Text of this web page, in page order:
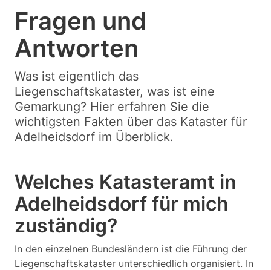
Fragen und
Antworten
Was ist eigentlich das
Liegenschaftskataster, was ist eine
Gemarkung? Hier erfahren Sie die
wichtigsten Fakten über das Kataster für
Adelheidsdorf im Überblick.
Welches Katasteramt in
Adelheidsdorf für mich
zuständig?
In den einzelnen Bundesländern ist die Führung der
Liegenschaftskataster unterschiedlich organisiert. In